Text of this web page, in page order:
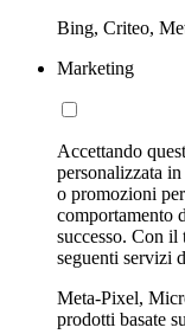
Bing, Criteo,
Marketing
Accettando
personalizzata
o promozioni
comportamento
successo. Con il
seguenti servizi
Meta-Pixel,
prodotti basate